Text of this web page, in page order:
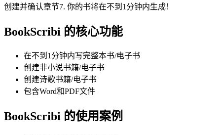
创建并确认章节7. 你的书将在不到1分钟内生成！
BookScribi 的核心功能
在不到1分钟内写完整本书/电子书
创建非小说书籍/电子书
创建诗歌书籍/电子书
包含Word和PDF文件
BookScribi 的使用案例